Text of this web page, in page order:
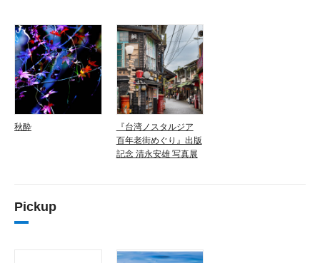
秋酔
『台湾ノスタルジア
百年老街めぐり』出版
記念 清永安雄 写真展
Pickup